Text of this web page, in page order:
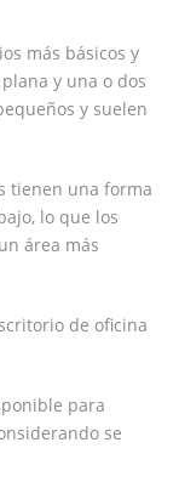
más básicos y
y una o dos
y suelen
tienen una forma
lo que los
área más
de oficina
para
se